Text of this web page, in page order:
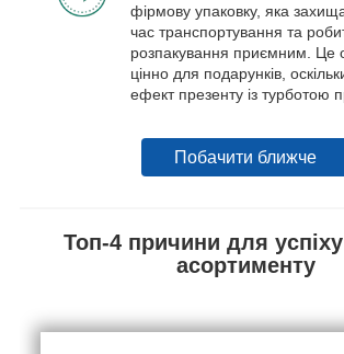
фірмову упаковку, яка
час транспортування та
розпакування приємним. Це
цінно для подарунків,
ефект презенту із турботою
Побачити ближче
Топ-4 причини для
асортименту